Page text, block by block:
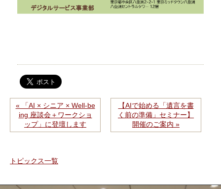
« 「AI × シニア × Well-be
ing 座談会＋ワークショ
ップ」に登壇します
【AIで始める「遺言を書
く前の準備」セミナー】
開催のご案内 »
トピックス一覧